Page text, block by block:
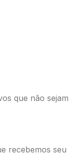
que não sejam
recebemos seu